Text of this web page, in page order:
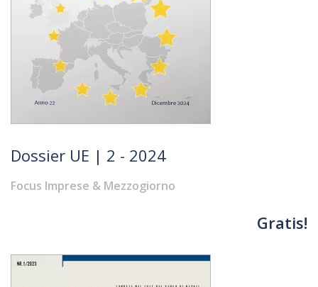
Dossier UE | 2 - 2024
Focus Imprese & Mezzogiorno
Gratis!